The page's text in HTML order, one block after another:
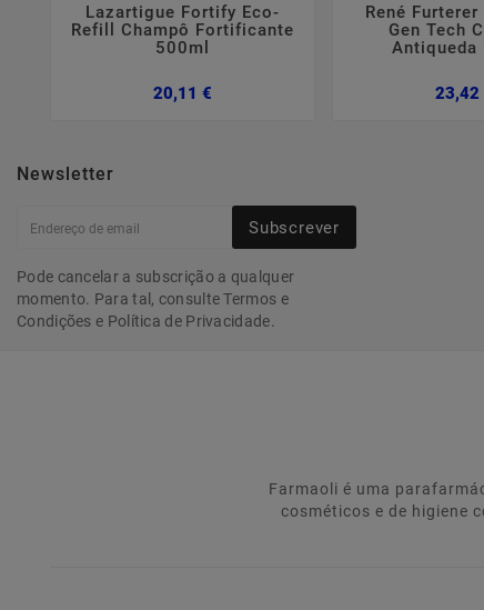
Lazartigue Fortify Eco-
Refill Champô Fortificante
500ml
20,11 €Preço
René
Gen Tech
Antiqueda
23,42
Newsletter
Subscrever
Pode cancelar a subscrição a qualquer
momento. Para tal, consulte Termos e
Condições e Política de Privacidade.
Farmaoli é uma
cosméticos e de higiene